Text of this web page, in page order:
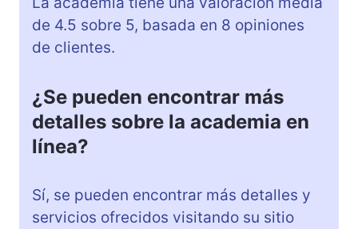
de 4.5 sobre 5, basada en 8 opiniones
de clientes.
¿Se pueden encontrar más
detalles sobre la academia en
línea?
Sí, se pueden encontrar más detalles y
servicios ofrecidos visitando su sitio